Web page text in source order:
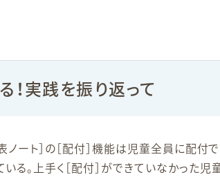
！実践を振り返って
ノート］の［配付］機能は児童全員に配付
る。上手く［配付］ができていなかった児